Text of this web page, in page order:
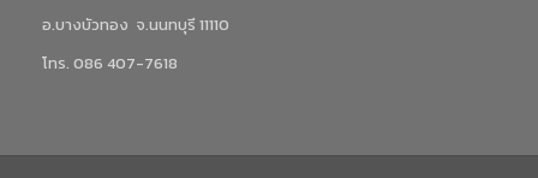
อ.บางบัวทอง จ.นนทบุรี 11110
โทร. 086 407-7618